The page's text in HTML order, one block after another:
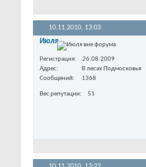
10.11.2010, 13:03
Июля
Регистрация
26.08.2009
Адрес
В лесах Подмосковья
Сообщений
1368
Вес репутации 51